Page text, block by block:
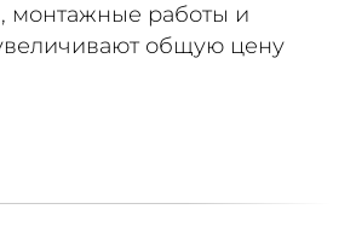
монтажные работы и
общую цену